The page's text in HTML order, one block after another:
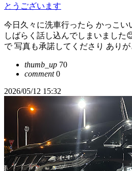
とうございます
今日久々に洗車行ったら かっこい
しばらく話し込んでしまいました
で 写真も承諾してくださり あり
thumb_up 70
comment0
2026/05/12 15:32